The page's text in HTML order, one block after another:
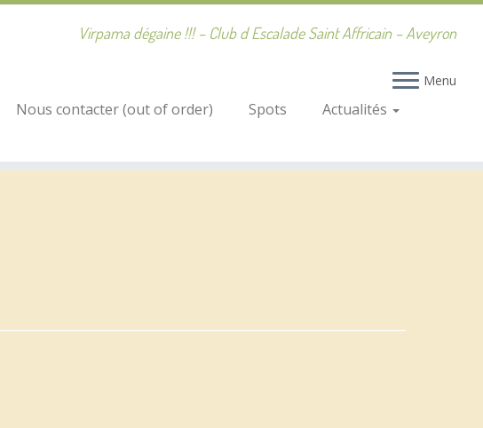
Virpama dégaine !!! – Club d Escalade Saint Affricain – Aveyron
Menu
Nous contacter (out of order) Spots
Actualités